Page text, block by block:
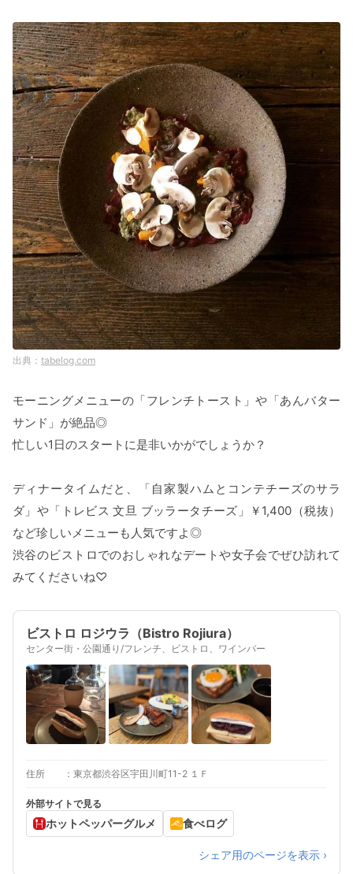
tabelog.com
モーニングメニューの「フレンチトースト」や「あんバター
サンド」が絶品◎
忙しい1日のスタートに是非いかがでしょうか？
ディナータイムだと、「自家製ハムとコンテチーズのサラ
ダ」や「トレビス 文旦 ブッラータチーズ」￥1,400（税抜）
など珍しいメニューも人気ですよ◎
渋谷のビストロでのおしゃれなデートや女子会でぜひ訪れて
みてくださいね♡
ビストロ ロジウラ（Bistro Rojiura）
センター街・公園通り/フレンチ、ビストロ、ワインバー
住所 東京都渋谷区宇田川町11-2 １Ｆ
外部サイトで見る
ホットペッパーグルメ 食べログ
シェア用のページを表示 ›